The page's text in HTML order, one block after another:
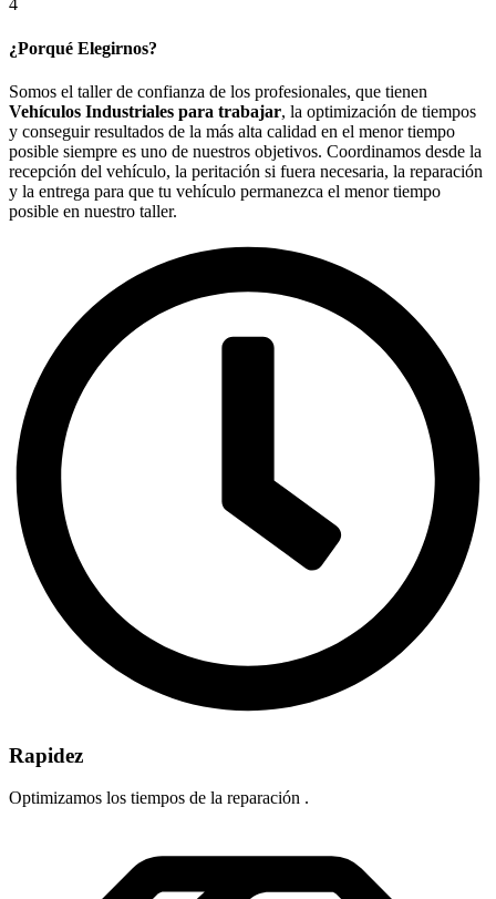
4
¿Porqué Elegirnos?
Somos el taller de confianza de los profesionales, que tienen
Vehículos Industriales para trabajar, la optimización de tiempos
y conseguir resultados de la más alta calidad en el menor tiempo
posible siempre es uno de nuestros objetivos. Coordinamos desde la
recepción del vehículo, la peritación si fuera necesaria, la reparación
y la entrega para que tu vehículo permanezca el menor tiempo
posible en nuestro taller.
Rapidez
Optimizamos los tiempos de la reparación .